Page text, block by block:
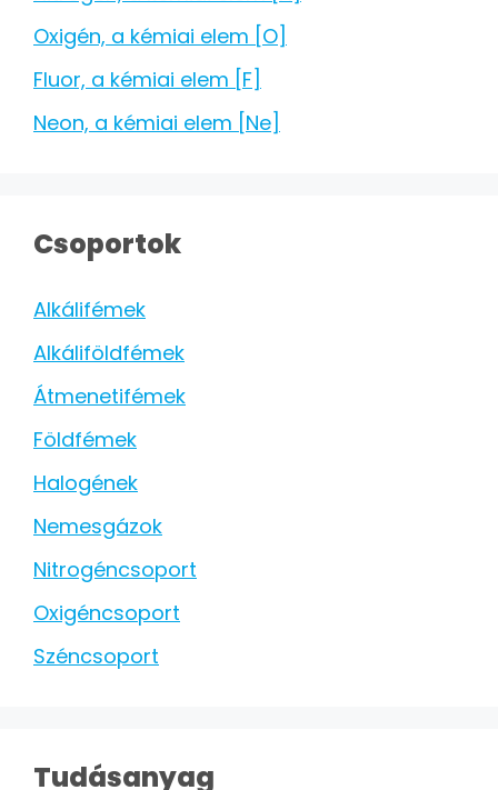
Oxigén, a kémiai elem [O]
Fluor, a kémiai elem [F]
Neon, a kémiai elem [Ne]
Csoportok
Alkálifémek
Alkáliföldfémek
Átmenetifémek
Földfémek
Halogének
Nemesgázok
Nitrogéncsoport
Oxigéncsoport
Széncsoport
Tudásanyag